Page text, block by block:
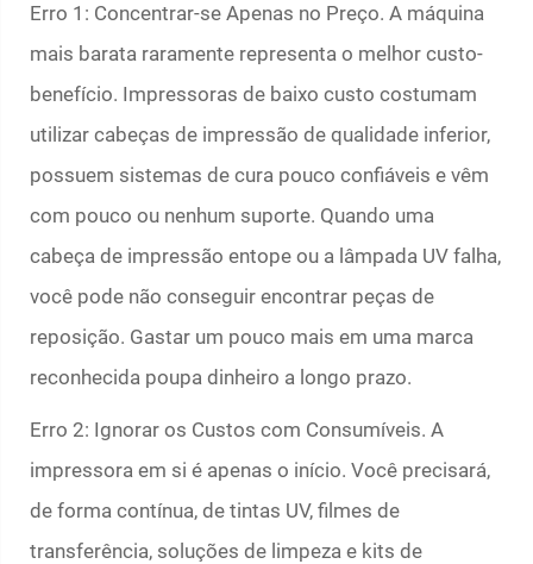
Erro 1: Concentrar-se Apenas no Preço. A máquina
mais barata raramente representa o melhor custo-
benefício. Impressoras de baixo custo costumam
utilizar cabeças de impressão de qualidade inferior,
possuem sistemas de cura pouco confiáveis e vêm
com pouco ou nenhum suporte. Quando uma
cabeça de impressão entope ou a lâmpada UV falha,
você pode não conseguir encontrar peças de
reposição. Gastar um pouco mais em uma marca
reconhecida poupa dinheiro a longo prazo.
Erro 2: Ignorar os Custos com Consumíveis. A
impressora em si é apenas o início. Você precisará,
de forma contínua, de tintas UV, filmes de
transferência, soluções de limpeza e kits de